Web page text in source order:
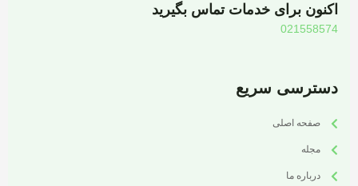
اکنون برای خدمات تماس بگیرید
021558574
دسترسی سریع
صفحه اصلی
مجله
درباره ما